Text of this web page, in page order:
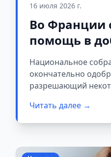
16 июля 2026 г.
Во Франции
помощь в
уходе из
Национальное
окончательно
разрешающий
получить
добровольного
Читать далее →